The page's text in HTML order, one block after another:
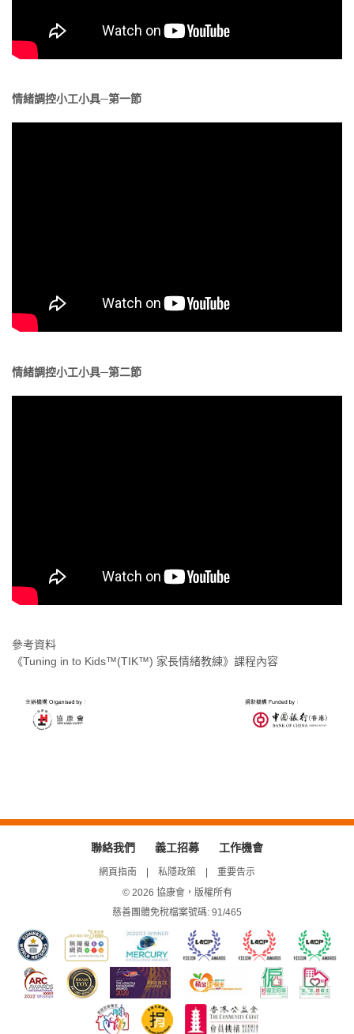
情緒調控小工小具─第一節
情緒調控小工小具─第二節
參考資料
《Tuning in to Kids™(TIK™) 家長情緒教練》課程內容
聯絡我們 義工招募 工作機會
網頁指南 私隱政策
重要告示
© 2026 協康會，版權所有
慈善團體免稅檔案號碼: 91/465